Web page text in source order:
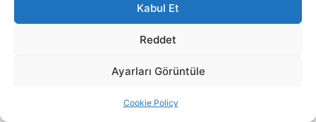
Kabul Et
Reddet
Ayarları Görüntüle
Cookie Policy